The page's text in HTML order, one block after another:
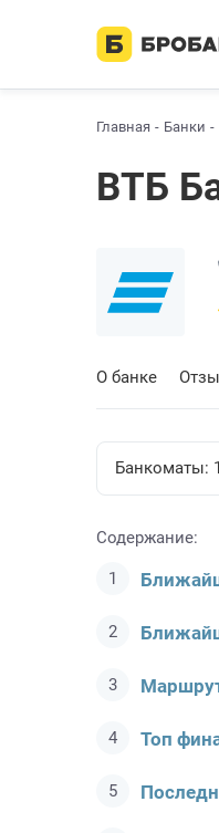
Главная Банки
ВТБ
О банке
Банкоматы: 1
Содержание:
Топ